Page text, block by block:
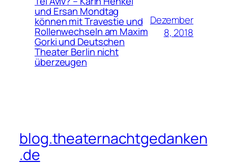
und Ersan Mondtag
können mit Travestie und
Rollenwechseln am Maxim
Gorki und Deutschen
Theater Berlin nicht
überzeugen
Dezember
8, 2018
blog.theaternachtgedanken
.de